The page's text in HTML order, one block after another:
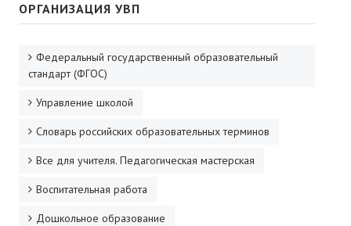
ОРГАНИЗАЦИЯ УВП
Федеральный государственный образовательный
стандарт (ФГОС)
Управление школой
Словарь российских образовательных терминов
Все для учителя. Педагогическая мастерская
Воспитательная работа
Дошкольное образование